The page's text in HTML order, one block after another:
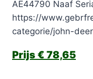
AE44790 Naaf
https://
categorie/john-
€ 78,65